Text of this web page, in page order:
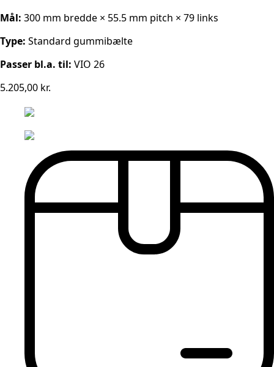
Mål: 300 mm bredde × 55.5 mm pitch × 79 links
Type: Standard gummibælte
Passer bl.a. til: VIO 26
5.205,00 kr.